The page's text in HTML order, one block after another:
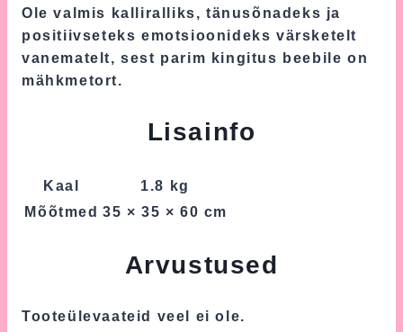
Ole valmis kalliralliks, tänusõnadeks ja
positiivseteks emotsioonideks värsketelt
vanematelt, sest parim kingitus beebile on
mähkmetort.
Lisainfo
Kaal
1.8 kg
Mõõtmed 35 × 35 × 60 cm
Arvustused
Tooteülevaateid veel ei ole.